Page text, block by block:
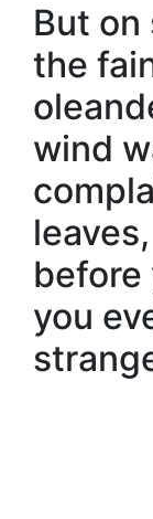
But
the
wind
before
you